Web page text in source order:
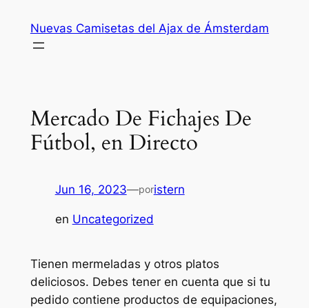
contenido
Nuevas Camisetas del Ajax de Ámsterdam
Mercado De Fichajes De
Fútbol, en Directo
Jun 16, 2023—poristern
en Uncategorized
Tienen mermeladas y otros platos
deliciosos. Debes tener en cuenta que si tu
pedido contiene productos de equipaciones,